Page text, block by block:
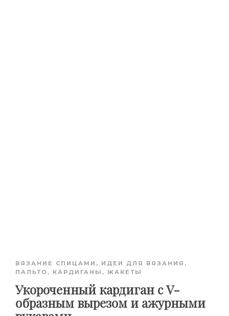
ВЯЗАНИЕ СПИЦАМИ , ИДЕИ ДЛЯ ВЯЗАНИЯ ,
ПАЛЬТО, КАРДИГАНЫ, ЖАКЕТЫ
Укороченный кардиган с V-
образным вырезом и ажурными